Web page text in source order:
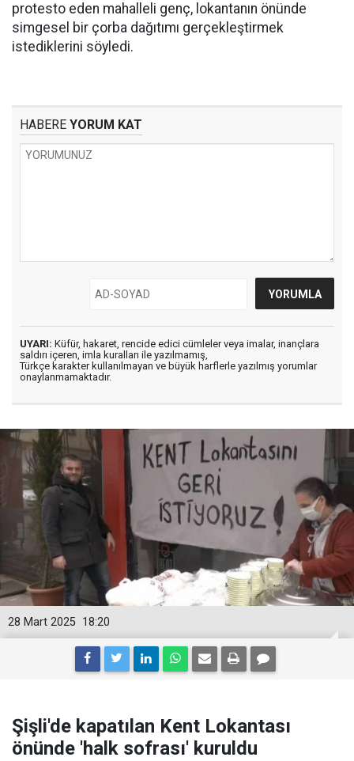
protesto eden mahalleli genç, lokantanın önünde
simgesel bir çorba dağıtımı gerçekleştirmek
istediklerini söyledi.
HABERE YORUM KAT
UYARI: Küfür, hakaret, rencide edici cümleler veya imalar, inançlara
saldırı içeren, imla kuralları ile yazılmamış,
Türkçe karakter kullanılmayan ve büyük harflerle yazılmış yorumlar
onaylanmamaktadır.
18:20
28 Mart 2025
Şişli'de kapatılan Kent Lokantası
önünde 'halk sofrası' kuruldu